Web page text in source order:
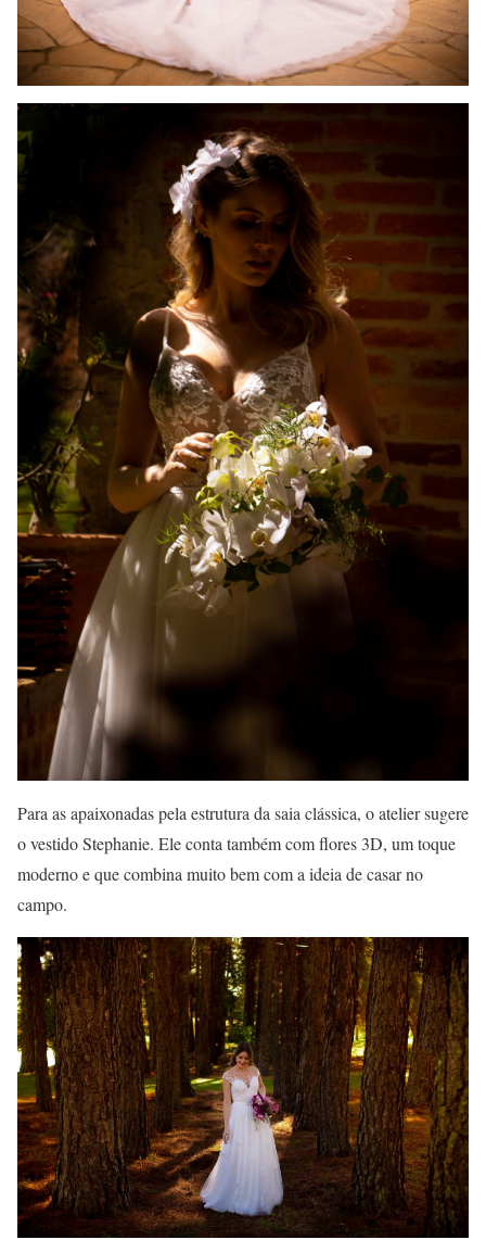
Para as apaixonadas pela estrutura da saia clássica, o atelier sugere
o vestido Stephanie. Ele conta também com flores 3D, um toque
moderno e que combina muito bem com a ideia de casar no
campo.